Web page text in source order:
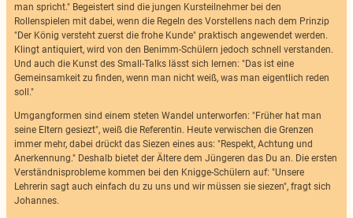
man spricht." Begeistert sind die jungen Kursteilnehmer bei den
Rollenspielen mit dabei, wenn die Regeln des Vorstellens nach dem Prinzip
"Der König versteht zuerst die frohe Kunde" praktisch angewendet werden.
Klingt antiquiert, wird von den Benimm-Schülern jedoch schnell verstanden.
Und auch die Kunst des Small-Talks lässt sich lernen: "Das ist eine
Gemeinsamkeit zu finden, wenn man nicht weiß, was man eigentlich reden
soll."
Umgangformen sind einem steten Wandel unterworfen: "Früher hat man
seine Eltern gesiezt", weiß die Referentin. Heute verwischen die Grenzen
immer mehr, dabei drückt das Siezen eines aus: "Respekt, Achtung und
Anerkennung." Deshalb bietet der Ältere dem Jüngeren das Du an. Die ersten
Verständnisprobleme kommen bei den Knigge-Schülern auf: "Unsere
Lehrerin sagt auch einfach du zu uns und wir müssen sie siezen", fragt sich
Johannes.